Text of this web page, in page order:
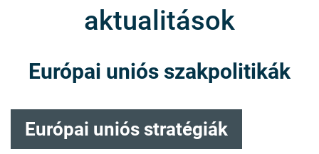
aktualitások
Európai uniós szakpolitikák
Európai uniós stratégiák